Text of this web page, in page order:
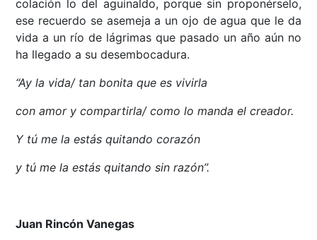
colación lo del aguinaldo, porque sin proponérselo,
ese recuerdo se asemeja a un ojo de agua que le da
vida a un río de lágrimas que pasado un año aún no
ha llegado a su desembocadura.
“Ay la vida/ tan bonita que es vivirla
con amor y compartirla/ como lo manda el creador.
Y tú me la estás quitando corazón
y tú me la estás quitando sin razón”.
Juan Rincón Vanegas